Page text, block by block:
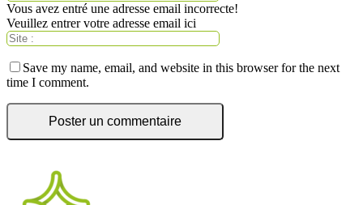
Vous avez entré une adresse email incorrecte!
Veuillez entrer votre adresse email ici
Save my name, email, and website in this browser for the next
time I comment.